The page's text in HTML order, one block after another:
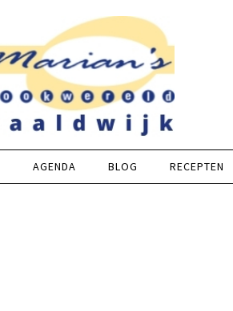
AGENDA BLOG RECEPTEN